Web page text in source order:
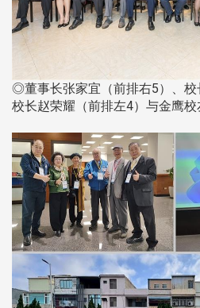
◎董事长张家宜（前排右5）、
校长赵荣耀（前排左4）与金鹰